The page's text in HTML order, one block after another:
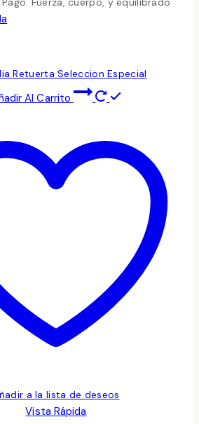
Al Carrito
a la lista de deseos
Vista Rápida